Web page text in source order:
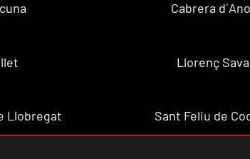
Cabrera
Llorenç
Llobregat Sant Feliu de